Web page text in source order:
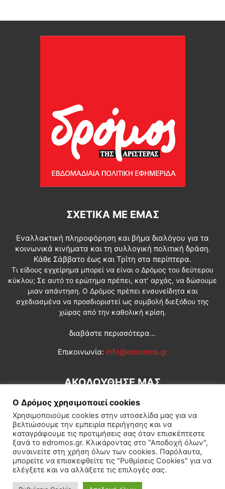
ΣΧΕΤΙΚΆ ΜΕ ΕΜΆΣ
Εναλλακτική πληροφόρηση και βήμα διαλόγου για τα
κοινωνικά κινήματα και τη συλλογική πολιτική δράση.
Κάθε Σάββατο έως και Τρίτη στα περίπτερα.
Τι είδους εγχείρημα μπορεί να είναι ο Δρόμος του δεύτερου
κύκλου; Σε αυτό το ερώτημα πρέπει, κατ’ αρχάς, να δώσουμε
μιαν απάντηση. Ο Δρόμος πρέπει ενσυνείδητα και
σχεδιασμένα να προσδιοριστεί ως συμβολή διεξόδου της
χώρας από την καθολική κρίση.
διαβάστε περισσότερα...
Επικοινωνία: info@edromos.gr
ΑΚΟΛΟΥΘΗΣΕ ΜΑΣ
Εγγραφή συνδρομητή Πολιτική Διεθνή Κοινωνία
Πολιτισμός Αφιερώματα
Ο Δρόμος χρησιμοποιεί cookies
Χρησιμοποιούμε cookies στην ιστοσελίδα μας για να
βελτιώσουμε την εμπειρία περιήγησης και να
καταγράφουμε τις προτιμήσεις σας όταν επισκέπτεστε
ξανά το edromos.gr. Κλικάροντας στο "Αποδοχή όλων",
συναινείτε στη χρήση όλων των cookies. Παρόλαυτα,
μπορείτε να επισκεφθείτε τις "Ρυθμίσεις Cookies" για να
ελέγξετε και να αλλάξετε τις επιλογές σας.